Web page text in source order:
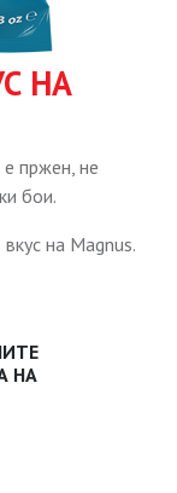
НА
пржен, не
бои.
на Маgnus.
НА